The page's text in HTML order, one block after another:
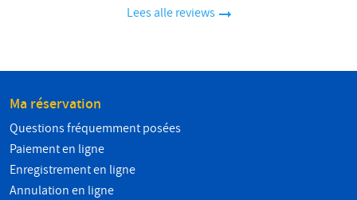
Lees alle reviews
Ma réservation
Questions fréquemment posées
Paiement en ligne
Enregistrement en ligne
Annulation en ligne